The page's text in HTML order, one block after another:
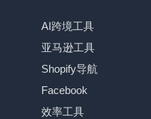
AI跨境工具
亚马逊工具
Shopify导航
Facebook
效率工具